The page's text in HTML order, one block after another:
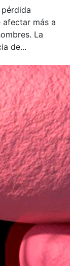
afectar más a
La
de...